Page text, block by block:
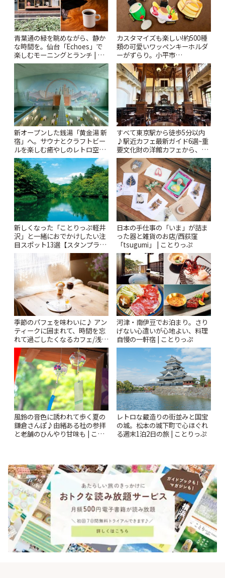
青葉通の緑を眺めながら、静か
な時間を。仙台「Echoes」で
楽しむモーニングとランチ | こ
とりっぷ
カスタマイズも楽しい!約500種
類の可愛いワッペンキーホルダ
ーがずらり。小平市
「Kimamaya T&K」 | ことりっ
ぷ
新オープンした銭湯「黄金湯 新
宿」へ。サウナとクラフトビー
ルを楽しむ癒やしのレトロ空間
| ことりっぷ
すべて東京駅から徒歩5分以内
♪駅近カフェ最新ガイド6選~重
要文化財の洋館カフェから、改
札すぐのレトロ喫茶まで~ | こと
りっぷ
新しくなった「ことりっぷ軽井
沢」と一緒におでかけしたい注
目スポット13選【スタンプラリ
ー開催中】 | ことりっぷ
日本の手仕事の「いま」が詰ま
った器と雑貨のお店/西荻窪
「tsugumi」 | ことりっぷ
季節のパフェを味わいに♪ アン
ティークに囲まれて、時間を忘
れて過ごしたくなるカフェ/浅草
「annorum cafe」 | ことりっぷ
河津・南伊豆でお泊まり。さり
げない心遣いが心地よい、料理
自慢の一軒宿 | ことりっぷ
風鈴の音色に誘われて歩く夏の
鎌倉さんぽ♪由緒ある社の参拝
と老舗のひんやり甘味も | こと
レトロな蔵造りの街並みと国宝
の城。松本の城下町で心ほぐれ
る週末1泊2日の旅 | ことりっぷ